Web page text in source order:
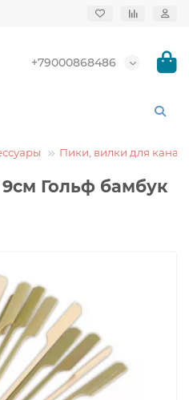
+79000868486
Пики, вилки для
Гольф бамбук